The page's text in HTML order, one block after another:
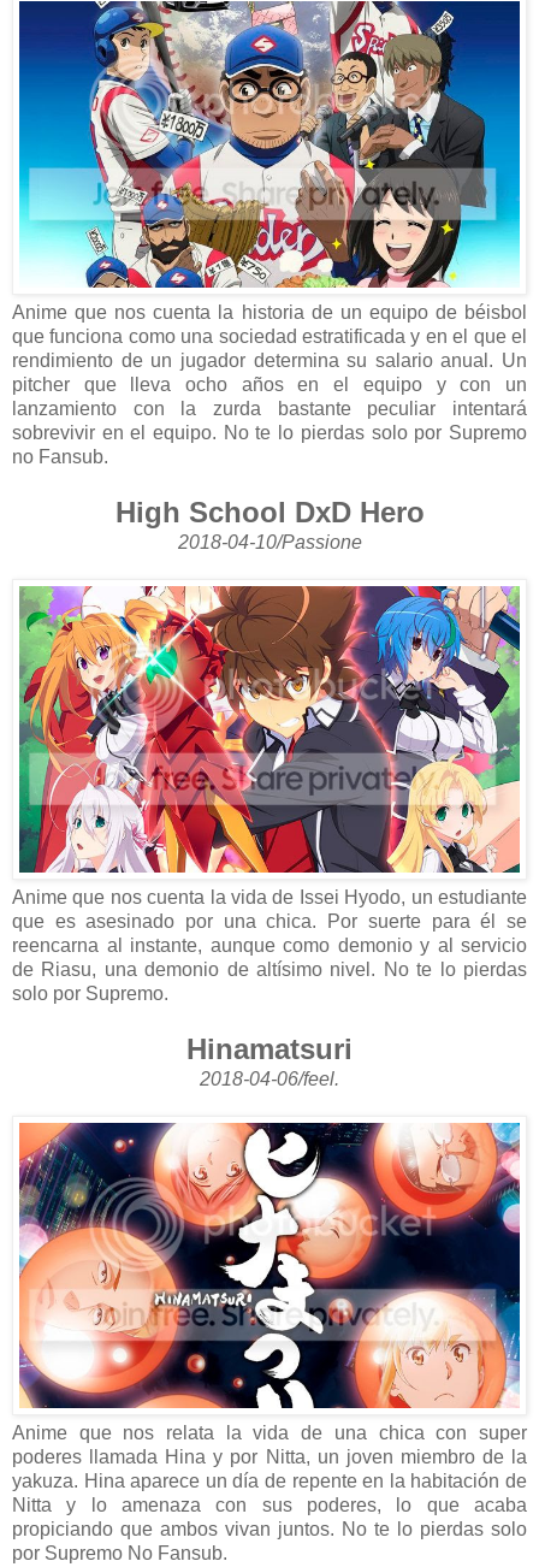
Anime que nos cuenta la historia de un equipo de béisbol
que funciona como una sociedad estratificada y en el que el
rendimiento de un jugador determina su salario anual. Un
pitcher que lleva ocho años en el equipo y con un
lanzamiento con la zurda bastante peculiar intentará
sobrevivir en el equipo. No te lo pierdas solo por Supremo
no Fansub.
High School DxD Hero
2018-04-10/Passione
Anime que nos cuenta la vida de Issei Hyodo, un estudiante
que es asesinado por una chica. Por suerte para él se
reencarna al instante, aunque como demonio y al servicio
de Riasu, una demonio de altísimo nivel. No te lo pierdas
solo por Supremo.
Hinamatsuri
2018-04-06/feel.
Anime que nos relata la vida de una chica con super
poderes llamada Hina y por Nitta, un joven miembro de la
yakuza. Hina aparece un día de repente en la habitación de
Nitta y lo amenaza con sus poderes, lo que acaba
propiciando que ambos vivan juntos. No te lo pierdas solo
por Supremo No Fansub.